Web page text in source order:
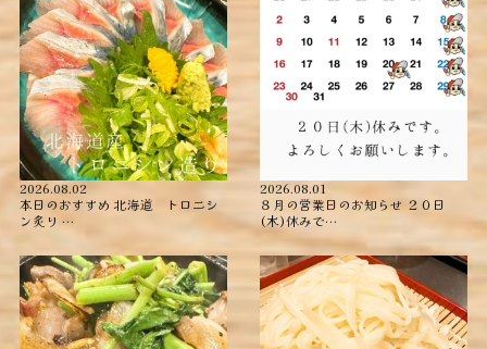
2026.08.02
本日のおすすめ ︎北海道 トロニシ
ン炙り …
2026.08.01
８月の営業日のお知らせ ２０日
(木)休みで…